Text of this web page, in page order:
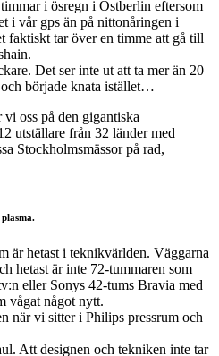
i ösregn i Östberlin eftersom
i vår gps än på nittonåringen i
faktiskt tar över en timme att gå till
Det ser inte ut att ta mer än 20
började knata istället…
oss på den gigantiska
utställare från 32 länder med
Stockholmsmässor på rad,
är hetast i teknikvärlden. Väggarna
hetast är inte 72-tummaren som
eller Sonys 42-tums Bravia med
vågat något nytt.
när vi sitter i Philips pressrum och
Att designen och tekniken inte tar